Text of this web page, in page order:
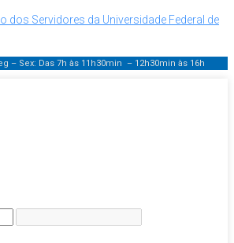
dos Servidores da Universidade Federal de
– Sex: Das 7h às 11h30min – 12h30min às 16h